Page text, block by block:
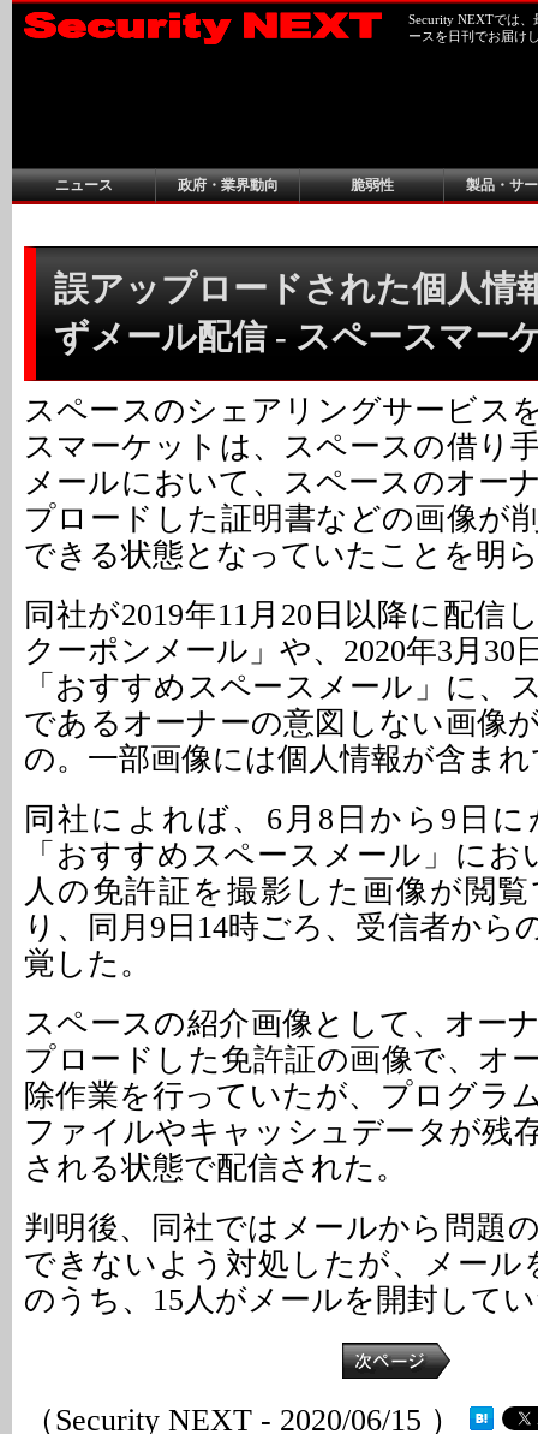
Security NEXTでは
ースを日刊でお届け
ニュース 政府・業界動向 脆弱性 製品・サ
誤アップロードされた個人情
ずメール配信 - スペースマー
スペースのシェアリングサービス
スマーケットは、スペースの借り
メールにおいて、スペースのオー
プロードした証明書などの画像が
できる状態となっていたことを明
同社が2019年11月20日以降に配信
クーポンメール」や、2020年3月30
「おすすめスペースメール」に、
であるオーナーの意図しない画像
の。一部画像には個人情報が含ま
同社によれば、6月8日から9日
「おすすめスペースメール」にお
人の免許証を撮影した画像が閲
り、同月9日14時ごろ、受信者から
覚した。
スペースの紹介画像として、オー
プロードした免許証の画像で、オ
除作業を行っていたが、プログラ
ファイルやキャッシュデータが残
される状態で配信された。
判明後、同社ではメールから問題
できないよう対処したが、メール
のうち、15人がメールを開封して
（Security NEXT - 2020/06/15 ）